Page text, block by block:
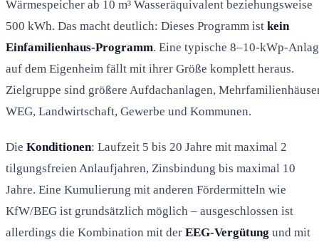
Wärmespeicher ab 10 m³ Wasseräquivalent beziehungsweise
500 kWh. Das macht deutlich: Dieses Programm ist kein
Einfamilienhaus-Programm. Eine typische 8–10-kWp-
auf dem Eigenheim fällt mit ihrer Größe komplett heraus.
Zielgruppe sind größere Aufdachanlagen,
WEG, Landwirtschaft, Gewerbe und Kommunen.
Die Konditionen: Laufzeit 5 bis 20 Jahre mit maximal 2
tilgungsfreien Anlaufjahren, Zinsbindung bis maximal 10
Jahre. Eine Kumulierung mit anderen Fördermitteln wie
KfW/BEG ist grundsätzlich möglich – ausgeschlossen ist
allerdings die Kombination mit der EEG-Vergütung und mit